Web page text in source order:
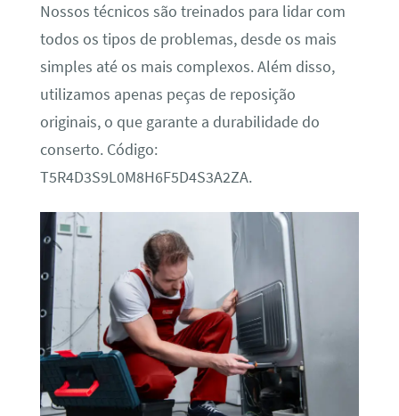
Nossos técnicos são treinados para lidar com
todos os tipos de problemas, desde os mais
simples até os mais complexos. Além disso,
utilizamos apenas peças de reposição
originais, o que garante a durabilidade do
conserto. Código:
T5R4D3S9L0M8H6F5D4S3A2ZA.